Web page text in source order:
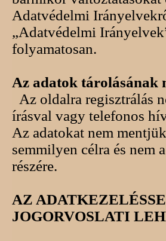
Adatvédelmi
„Adatvédelmi
folyamatosan.
Az adatok tárolásának
Az oldalra regisztrálás
írásval vagy telefonos
Az adatokat nem
semmilyen célra és nem
részére.
AZ
JOGORVOSLATI